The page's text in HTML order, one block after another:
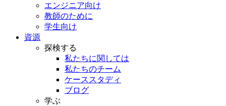
エンジニア向け
教師のために
学生向け
資源
探検する
私たちに関しては
私たちのチーム
ケーススタディ
ブログ
学ぶ